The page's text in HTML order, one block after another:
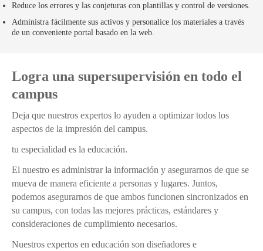
Reduce los errores y las conjeturas con plantillas y control de versiones.
Administra fácilmente sus activos y personalice los materiales a través
de un conveniente portal basado en la web.
Logra una supersupervisión en todo el
campus
Deja que nuestros expertos lo ayuden a optimizar todos los
aspectos de la impresión del campus.
tu especialidad es la educación.
El nuestro es administrar la información y asegurarnos de que se
mueva de manera eficiente a personas y lugares. Juntos,
podemos asegurarnos de que ambos funcionen sincronizados en
su campus, con todas las mejores prácticas, estándares y
consideraciones de cumplimiento necesarios.
Nuestros expertos en educación son diseñadores e